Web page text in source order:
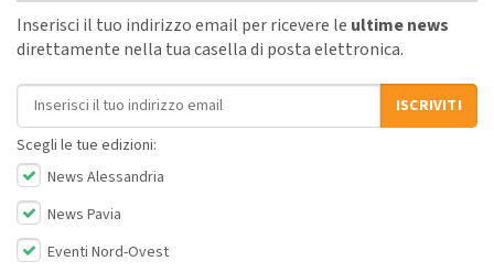
Inserisci il tuo indirizzo email per ricevere le ultime news
direttamente nella tua casella di posta elettronica.
Indirizzo email
ISCRIVITI
Scegli le tue edizioni:
News Alessandria
News Pavia
Eventi Nord-Ovest